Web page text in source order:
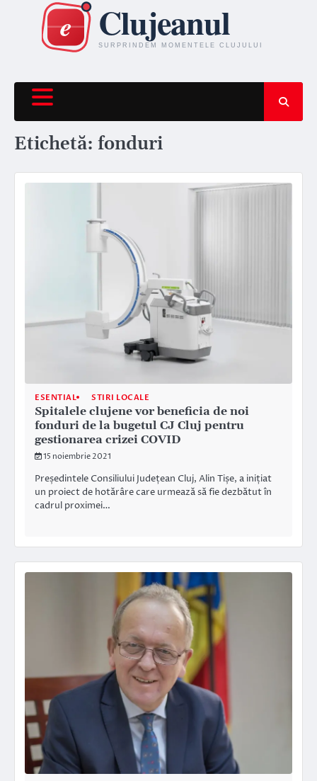
content
Etichetă: fonduri
ESENTIAL STIRI LOCALE
Spitalele clujene vor beneficia de noi
fonduri de la bugetul CJ Cluj pentru
gestionarea crizei COVID
15 noiembrie 2021
Președintele Consiliului Județean Cluj, Alin Tișe, a inițiat
un proiect de hotărâre care urmează să fie dezbătut în
cadrul proximei…